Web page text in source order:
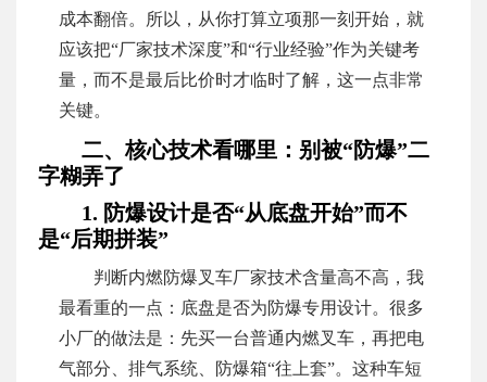
成本翻倍。所以，从你打算立项那一刻开始，就
应该把“厂家技术深度”和“行业经验”作为关键考
量，而不是最后比价时才临时了解，这一点非常
关键。
二、核心技术看哪里：别被“防爆”二
字糊弄了
1. 防爆设计是否“从底盘开始”而不
是“后期拼装”
判断内燃防爆叉车厂家技术含量高不高，我
最看重的一点：底盘是否为防爆专用设计。很多
小厂的做法是：先买一台普通内燃叉车，再把电
气部分、排气系统、防爆箱“往上套”。这种车短